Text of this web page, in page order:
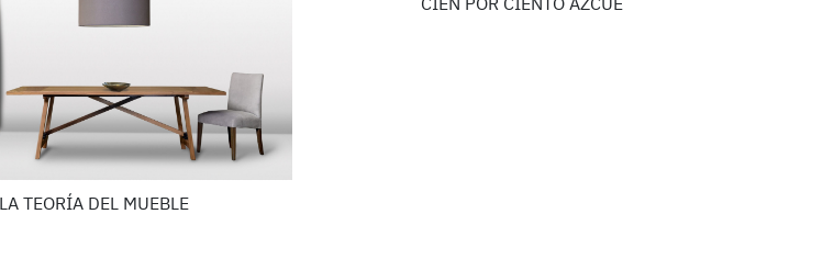
LA TEORÍA DEL MUEBLE
CIEN POR CIENTO AZCUE